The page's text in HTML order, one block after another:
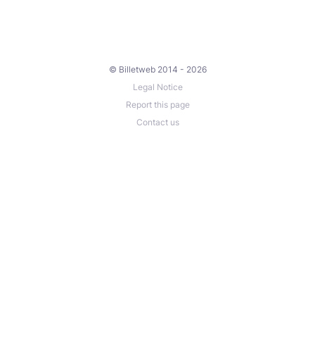
© Billetweb 2014 - 2026
Legal Notice
Report this page
Contact us